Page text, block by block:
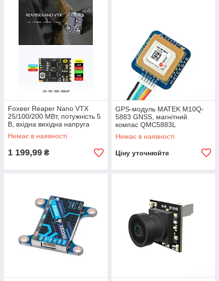
Foxeer Reaper Nano VTX
25/100/200 МВт, потужність 5
В, вхідна вихідна напруга
Немає в наявності
1 199,99 ₴
GPS-модуль MATEK M10Q-
5883 GNSS, магнітний
компас QMC5883L
Немає в наявності
Ціну уточнюйте